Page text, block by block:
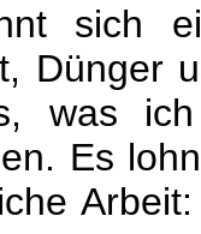
sich
Dünger
was ich
Es